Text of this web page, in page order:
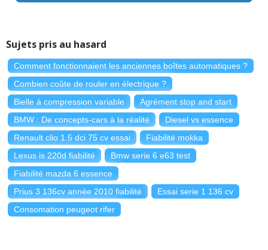
Sujets pris au hasard
Comment fonctionnaient les anciennes boîtes automatiques ?
Combien coûte de rouler en électrique ?
Bielle à compression variable
Agrément stop and start
BMW : De concepts-cars à la réalité
Diesel vs essence
Renault clio 1.5 dci 75 cv essai
Fiabilité mokka
Lexus is 220d fiabilité
Bmw serie 6 e63 test
Fiabilité mazda 6 essence
Prius 3 136cv année 2010 fiabilité
Essai serie 1 136 cv
Consomation peugeot rifer